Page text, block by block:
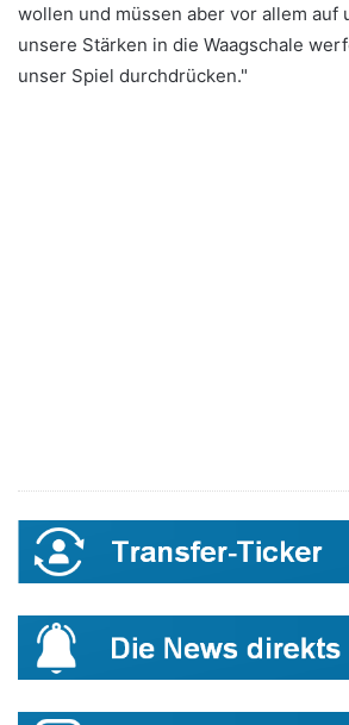
wollen und müssen aber vor allem auf
unsere Stärken in die Waagschale
unser Spiel durchdrücken."